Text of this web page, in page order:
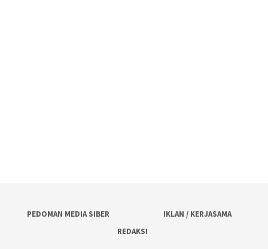
PEDOMAN MEDIA SIBER
IKLAN / KERJASAMA
REDAKSI